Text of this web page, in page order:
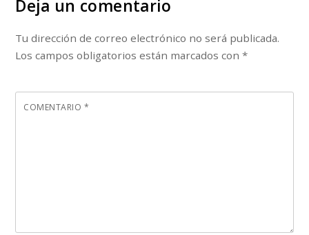
Deja un comentario
Tu dirección de correo electrónico no será publicada.
Los campos obligatorios están marcados con*
COMENTARIO *